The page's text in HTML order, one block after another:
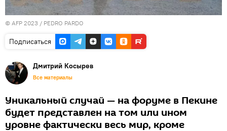
© AFP 2023 / PEDRO PARDO
Подписаться
Дмитрий Косырев
Все материалы
Уникальный случай — на форуме в Пекине
будет представлен на том или ином
уровне фактически весь мир, кроме